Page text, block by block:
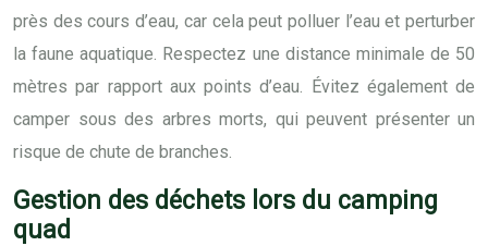
près des cours d’eau, car cela peut polluer l’eau et perturber
la faune aquatique. Respectez une distance minimale de 50
mètres par rapport aux points d’eau. Évitez également de
camper sous des arbres morts, qui peuvent présenter un
risque de chute de branches.
Gestion des déchets lors du camping
quad